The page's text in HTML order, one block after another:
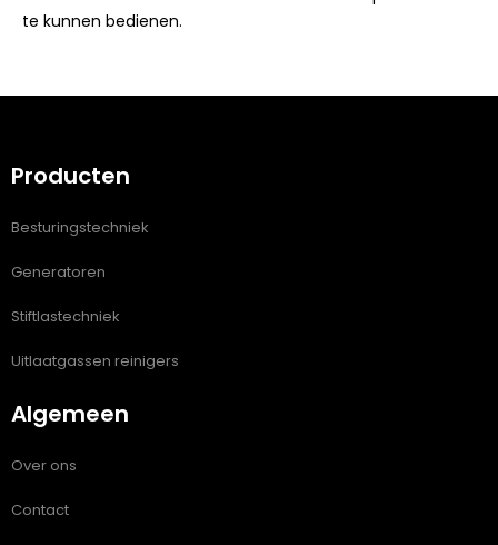
te kunnen bedienen.
Producten
Besturingstechniek
Generatoren
Stiftlastechniek
Uitlaatgassen reinigers
Algemeen
Over ons
Contact